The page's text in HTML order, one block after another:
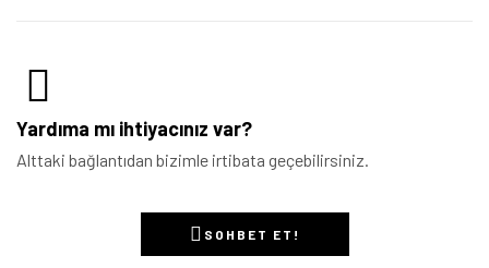
Yardıma mı ihtiyacınız var?
Alttaki bağlantıdan bizimle irtibata geçebilirsiniz.
SOHBET ET!